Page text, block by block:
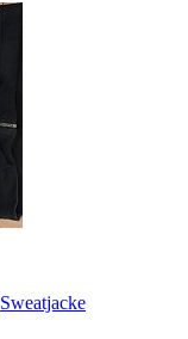
Sweatjacke